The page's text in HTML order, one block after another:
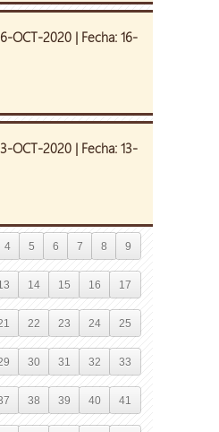
OCT-2020 | Fecha: 16-
OCT-2020 | Fecha: 13-
4 5 6 7 8 9
14 15 16 17
22 23 24 25
30 31 32 33
38 39 40 41